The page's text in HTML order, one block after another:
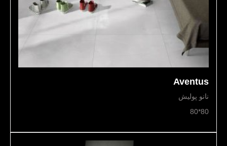
Aventus
نانو پولیش
80*80